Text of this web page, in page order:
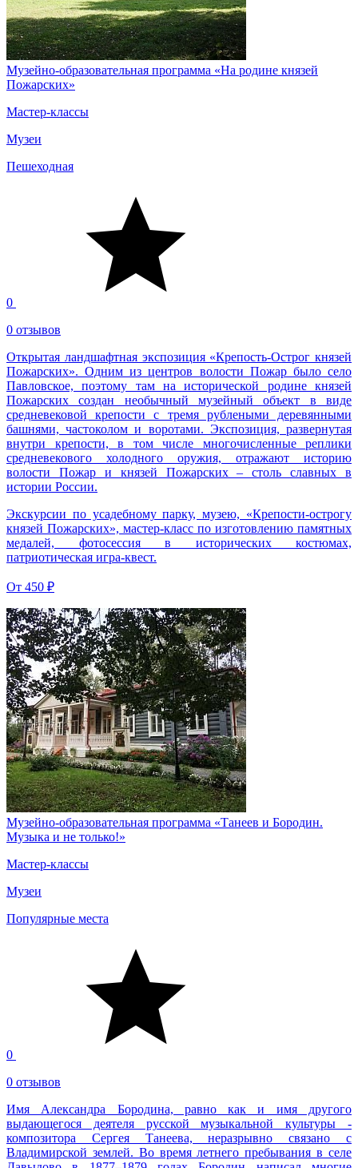
Музейно-образовательная программа «На родине князей
Пожарских»
Мастер-классы
Музеи
Пешеходная
0
0 отзывов
Открытая ландшафтная экспозиция «Крепость-Острог князей
Пожарских». Одним из центров волости Пожар было село
Павловское, поэтому там на исторической родине князей
Пожарских создан необычный музейный объект в виде
средневековой крепости с тремя рублеными деревянными
башнями, частоколом и воротами. Экспозиция, развернутая
внутри крепости, в том числе многочисленные реплики
средневекового холодного оружия, отражают историю
волости Пожар и князей Пожарских – столь славных в
истории России.
Экскурсии по усадебному парку, музею, «Крепости-острогу
князей Пожарских», мастер-класс по изготовлению памятных
медалей, фотосессия в исторических костюмах,
патриотическая игра-квест.
От 450 ₽
Музейно-образовательная программа «Танеев и Бородин.
Музыка и не только!»
Мастер-классы
Музеи
Популярные места
0
0 отзывов
Имя Александра Бородина, равно как и имя другого
выдающегося деятеля русской музыкальной культуры ‑
композитора Сергея Танеева, неразрывно связано с
Владимирской землей. Во время летнего пребывания в селе